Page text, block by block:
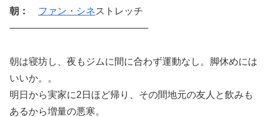
朝：
ファン・シネストレッチ
——————————————–
朝は寝坊し、夜もジムに間に合わず運動なし。脚休めには
いいか。。
明日から実家に2日ほど帰り、その間地元の友人と飲みも
あるから増量の悪寒。